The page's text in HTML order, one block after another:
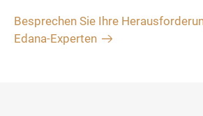
Besprechen Sie Ihre
Edana-Experten